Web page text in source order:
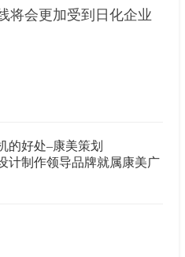
将会更加受到日化企业
的好处–康美策划
计制作领导品牌就属康美广